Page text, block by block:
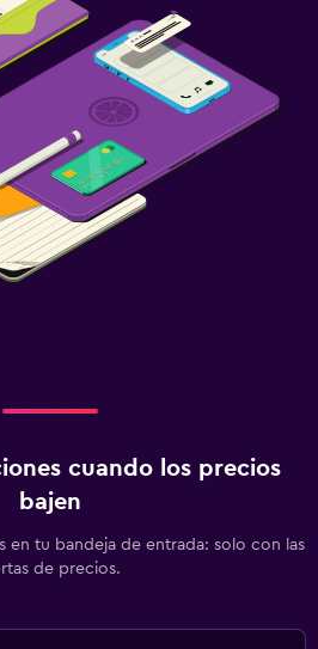
cuando los precios
bajen
en tu bandeja de entrada: solo con las
de precios.